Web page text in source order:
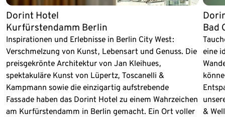
Dorint Hotel
Kurfürstendamm Berlin
Inspirationen und Erlebnisse in Berlin City West:
Verschmelzung von Kunst, Lebensart und Genuss. Die
preisgekrönte Architektur von Jan Kleihues,
spektakuläre Kunst von Lüpertz, Toscanelli &
Kampmann sowie die einzigartig aufstrebende
Fassade haben das Dorint Hotel zu einem Wahrzeichen
am Kurfürstendamm in Berlin gemacht. Ein Ort voller
Bad
eine
&